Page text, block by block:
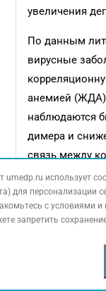
увеличения
По данным
вирусные
анемией (ЖДА)
наблюдаются
димера и
связь между
и
железа и
недостатке
иммунной
макрофагов и
лимфоцитов и
umedp.ru использует
для персонализации
с условиями
запретить